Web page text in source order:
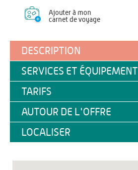
Ajouter à mon
carnet de voyage
DESCRIPTION
SERVICES ET ÉQUIPEMENT
TARIFS
AUTOUR DE L'OFFRE
LOCALISER